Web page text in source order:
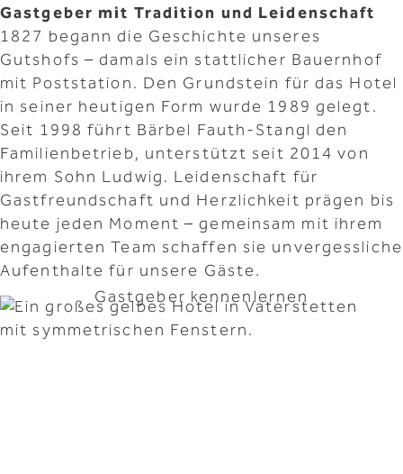
Gastgeber mit Tradition und Leidenschaft
1827 begann die Geschichte unseres
Gutshofs – damals ein stattlicher Bauernhof
mit Poststation. Den Grundstein für das Hotel
in seiner heutigen Form wurde 1989 gelegt.
Seit 1998 führt Bärbel Fauth-Stangl den
Familienbetrieb, unterstützt seit 2014 von
ihrem Sohn Ludwig. Leidenschaft für
Gastfreundschaft und Herzlichkeit prägen bis
heute jeden Moment – gemeinsam mit ihrem
engagierten Team schaffen sie unvergessliche
Aufenthalte für unsere Gäste.
Gastgeber kennenlernen